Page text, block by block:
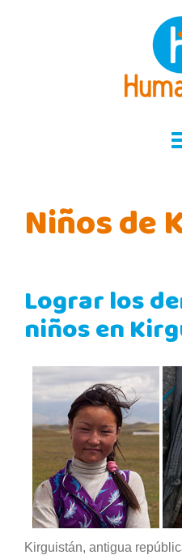
Niños de
Lograr los
niños en
Kirguistán, antigua